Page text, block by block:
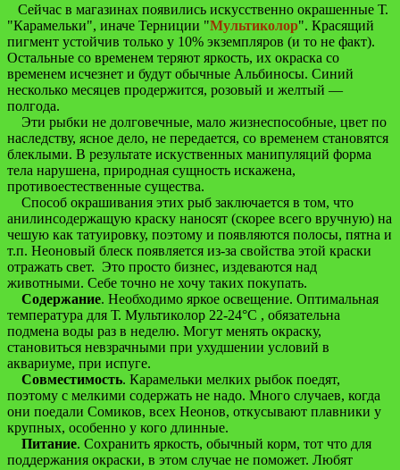
Сейчас в магазинах появились искусственно окрашенные Т.
"Карамельки", иначе Терниции "Мультиколор". Красящий
пигмент устойчив только у 10% экземпляров (и то не факт).
Остальные со временем теряют яркость, их окраска со
временем исчезнет и будут обычные Альбиносы. Синий
несколько месяцев продержится, розовый и желтый —
полгода.
Эти рыбки не долговечные, мало жизнеспособные, цвет по
наследству, ясное дело, не передается, со временем становятся
блеклыми. В результате искуственных манипуляций форма
тела нарушена, природная сущность искажена,
противоестественные существа.
Способ окрашивания этих рыб заключается в том, что
анилинсодержащую краску наносят (скорее всего вручную) на
чешую как татуировку, поэтому и появляются полосы, пятна и
т.п. Неоновый блеск появляется из-за свойства этой краски
отражать свет. Это просто бизнес, издеваются над
животными. Себе точно не хочу таких покупать.
Содержание. Необходимо яркое освещение. Оптимальная
температура для Т. Мультиколор 22-24°C , обязательна
подмена воды раз в неделю. Могут менять окраску,
становиться невзрачными при ухудшении условий в
аквариуме, при испуге.
Совместимость. Карамельки мелких рыбок поедят,
поэтому с мелкими содержать не надо. Много случаев, когда
они поедали Сомиков, всех Неонов, откусывают плавники у
крупных, особенно у кого длинные.
Питание. Сохранить яркость, обычный корм, тот что для
поддержания окраски, в этом случае не поможет. Любят